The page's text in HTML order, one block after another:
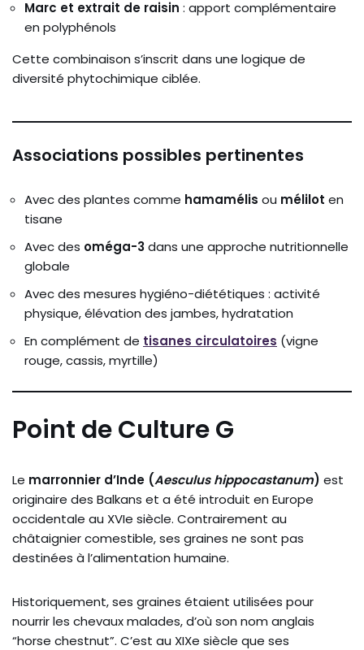
Marc et extrait de raisin : apport complémentaire
en polyphénols
Cette combinaison s’inscrit dans une logique de
diversité phytochimique ciblée.
Associations possibles pertinentes
Avec des plantes comme hamamélis ou mélilot en
tisane
Avec des oméga-3 dans une approche nutritionnelle
globale
Avec des mesures hygiéno-diététiques : activité
physique, élévation des jambes, hydratation
En complément de tisanes circulatoires (vigne
rouge, cassis, myrtille)
Point de Culture G
Le marronnier d’Inde (Aesculus hippocastanum) est
originaire des Balkans et a été introduit en Europe
occidentale au XVIe siècle. Contrairement au
châtaignier comestible, ses graines ne sont pas
destinées à l’alimentation humaine.
Historiquement, ses graines étaient utilisées pour
nourrir les chevaux malades, d’où son nom anglais
“horse chestnut”. C’est au XIXe siècle que ses